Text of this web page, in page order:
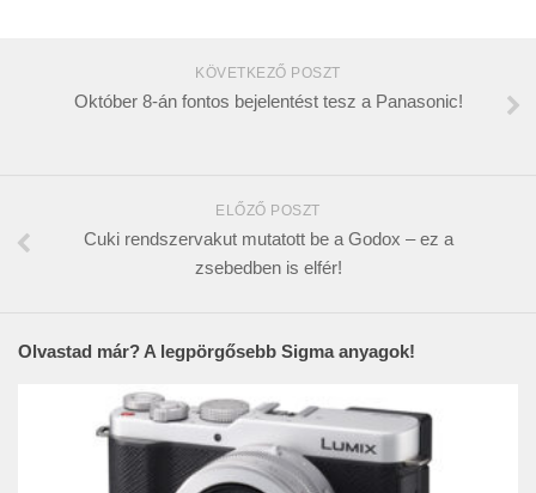
KÖVETKEZŐ POSZT
Október 8-án fontos bejelentést tesz a Panasonic!
ELŐZŐ POSZT
Cuki rendszervakut mutatott be a Godox – ez a
zsebedben is elfér!
Olvastad már? A legpörgősebb Sigma anyagok!